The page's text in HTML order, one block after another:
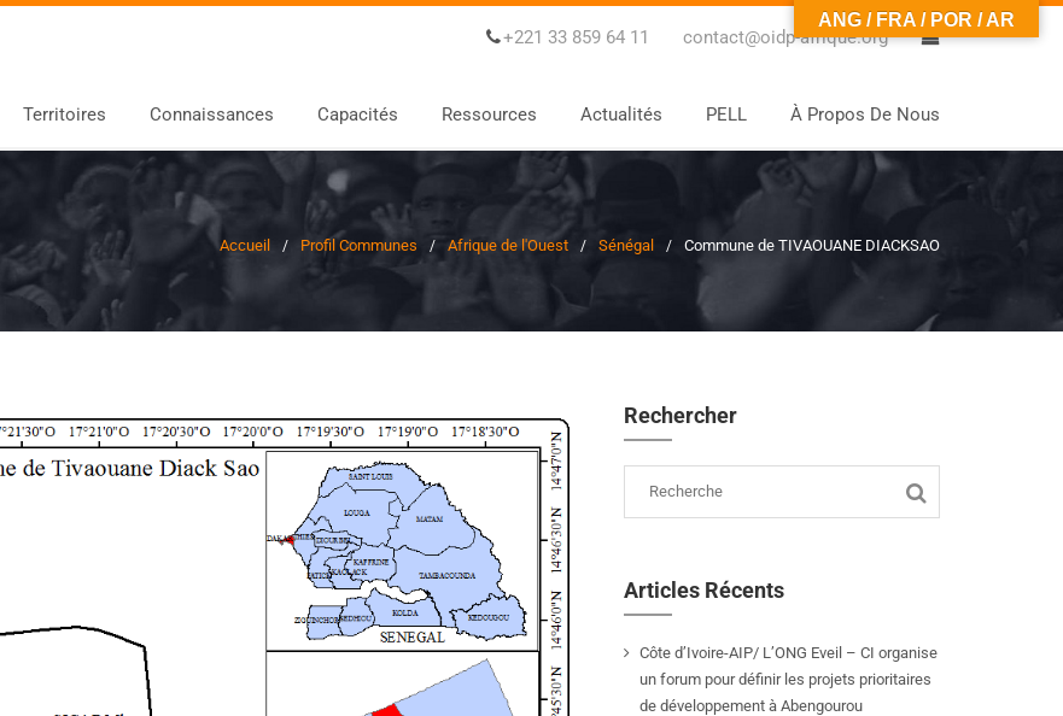
0
+221 33 859 64 11 contact@oidp-afrique.org
Territoires Connaissances Capacités Ressources Actualités PELL À Propos De Nous
Accueil Profil Communes Afrique de l'Ouest Sénégal Commune de TIVAOUANE DIACKSAO
Rechercher
Articles Récents
Côte d’Ivoire-AIP/ L’ONG Eveil – CI organise
un forum pour définir les projets prioritaires
de développement à Abengourou
ANG / FRA / POR / AR